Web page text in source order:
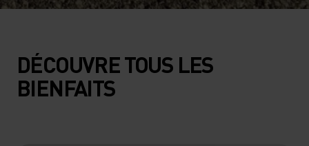
DÉCOUVRE TOUS LES
BIENFAITS